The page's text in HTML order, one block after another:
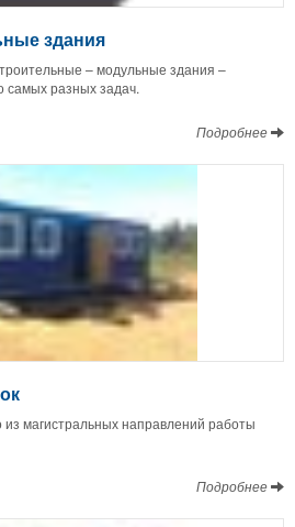
здания
– модульные здания –
самых разных задач.
Подробнее
из магистральных направлений работы
Подробнее